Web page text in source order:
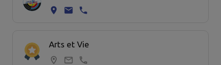
Arts et Vie